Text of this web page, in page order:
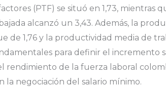
(PTF) se situó en 1,73, mientras
alcanzó un 3,43. Además, la
de 1,76 y la productividad media de
para definir el incremento
rendimiento de la fuerza laboral
la negociación del salario mínimo.